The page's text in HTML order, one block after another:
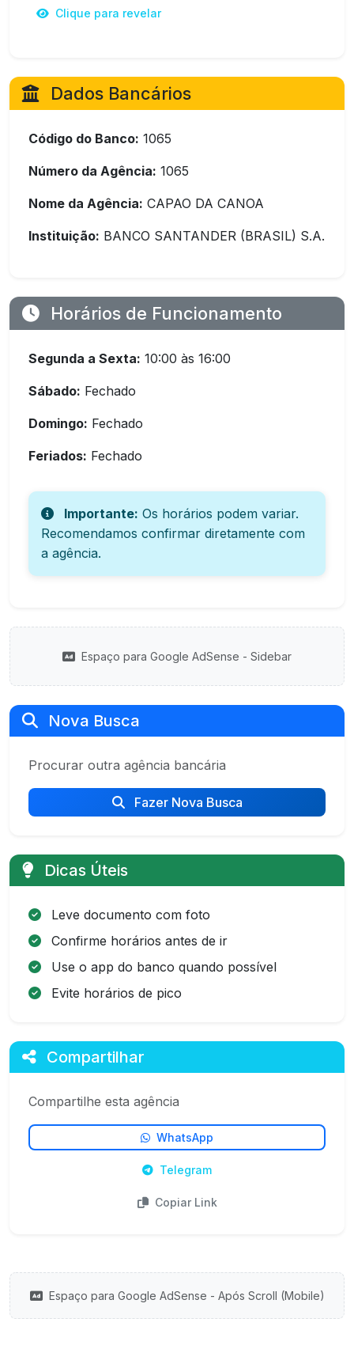
Clique para revelar
Dados Bancários
Código do Banco: 1065
Número da Agência: 1065
Nome da Agência: CAPAO DA CANOA
Instituição: BANCO SANTANDER (BRASIL) S.A.
Horários de Funcionamento
Segunda a Sexta: 10:00 às 16:00
Sábado: Fechado
Domingo: Fechado
Feriados: Fechado
Importante: Os horários podem variar.
Recomendamos confirmar diretamente com
a agência.
Espaço para Google AdSense - Sidebar
Nova Busca
Procurar outra agência bancária
Fazer Nova Busca
Dicas Úteis
Leve documento com foto
Confirme horários antes de ir
Use o app do banco quando possível
Evite horários de pico
Compartilhar
Compartilhe esta agência
WhatsApp
Telegram
Copiar Link
Espaço para Google AdSense - Após Scroll (Mobile)